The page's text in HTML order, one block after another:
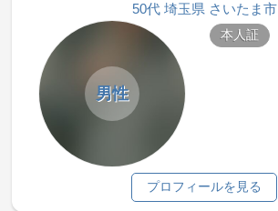
50代 埼玉県 さいたま市
男性
本人証
プロフィールを見る